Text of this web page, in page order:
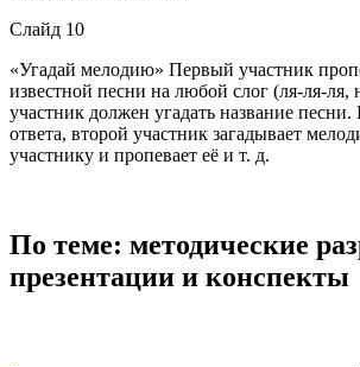
Слайд 10
«Угадай мелодию» Первый участник
известной песни на любой слог (ля-ля-ля,
участник должен угадать название
ответа, второй участник загадывает
участнику и пропевает её и т. д.
По теме: методические
презентации и конспекты